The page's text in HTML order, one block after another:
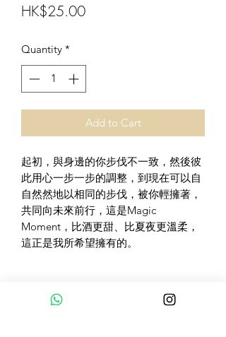
HK$25.00Price
Quantity *
Add to Cart
起初，與身邊的你步伐不一致，然後彼
此用心一步一步的調整，到現在可以自
自然然地以相同的步伐，被你輕擁著，
共同向未來前行，這是Magic
Moment，比酒更甜、比夏夜更溫柔，
這正是我所希望擁有的。
‘Sweeter than wine
Softer than the Summer night